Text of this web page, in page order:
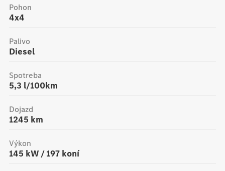
4x4
Pohon
Diesel
Palivo
5,3 l/100km
Spotreba
1245 km
Dojazd
145 kW /197 koní
Výkon